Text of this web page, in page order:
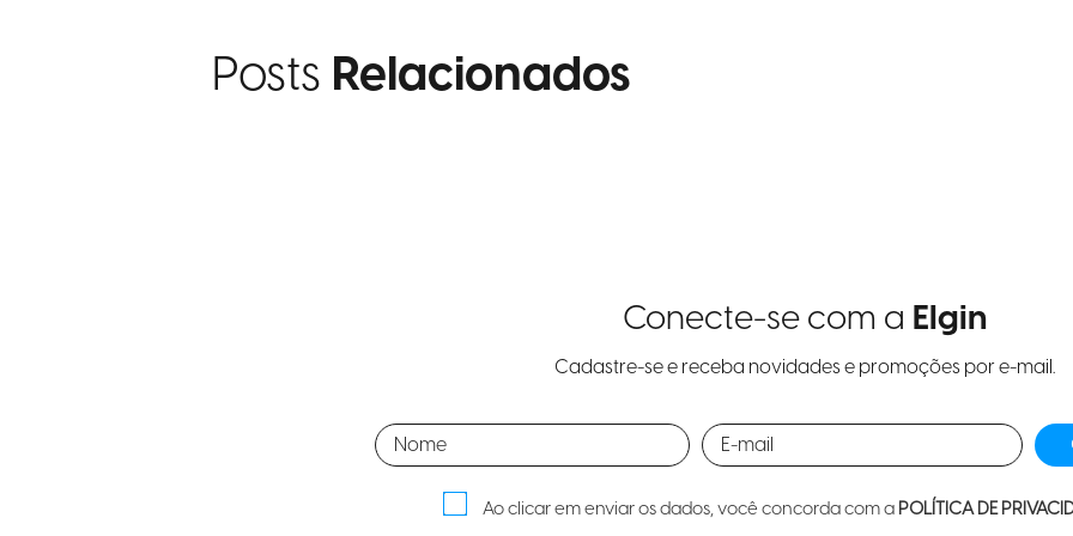
Posts Relacionados
Conecte-se com a Elgin
Cadastre-se e receba novidades e promoções por e-mail.
Ao clicar em enviar os dados, você concorda com aPOLÍTICA DE